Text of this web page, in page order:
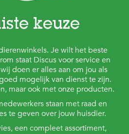
keuze
Je wilt het beste
staat Discus voor service en
doen er alles aan om jou als
mogelijk van dienst te zijn.
maar ook met onze producten.
staan met raad en
te geven over jouw huisdier.
een compleet assortiment,